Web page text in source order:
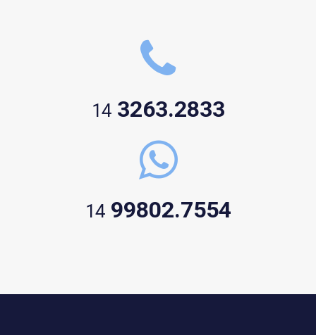
143263.2833
1499802.7554